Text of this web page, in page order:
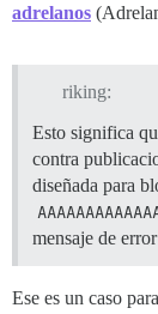
adrelanos
riking:
Esto significa
contra
diseñada para
mensaje de
Ese es un caso para